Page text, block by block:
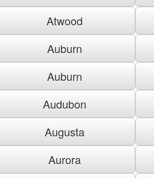
Atwood
Auburn
Auburn
Audubon
Augusta
Aurora